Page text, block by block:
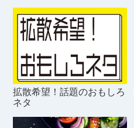
拡散希望！話題のおもしろ
ネタ